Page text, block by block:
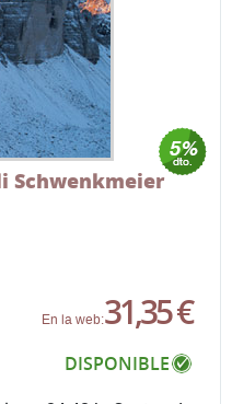
Schwenkmeier
En la web:31,35 €
DISPONIBLE